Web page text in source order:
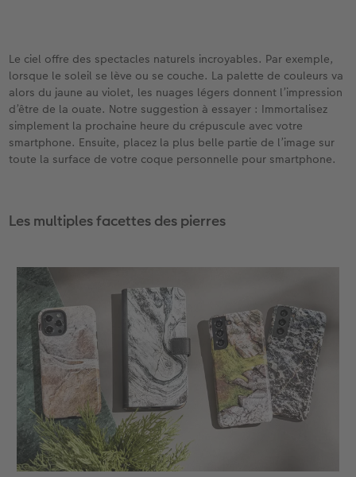
Le ciel offre des spectacles naturels incroyables. Par exemple,
lorsque le soleil se lève ou se couche. La palette de couleurs va
alors du jaune au violet, les nuages légers donnent l’impression
d’être de la ouate. Notre suggestion à essayer : Immortalisez
simplement la prochaine heure du crépuscule avec votre
smartphone. Ensuite, placez la plus belle partie de l’image sur
toute la surface de votre coque personnelle pour smartphone.
Les multiples facettes des pierres